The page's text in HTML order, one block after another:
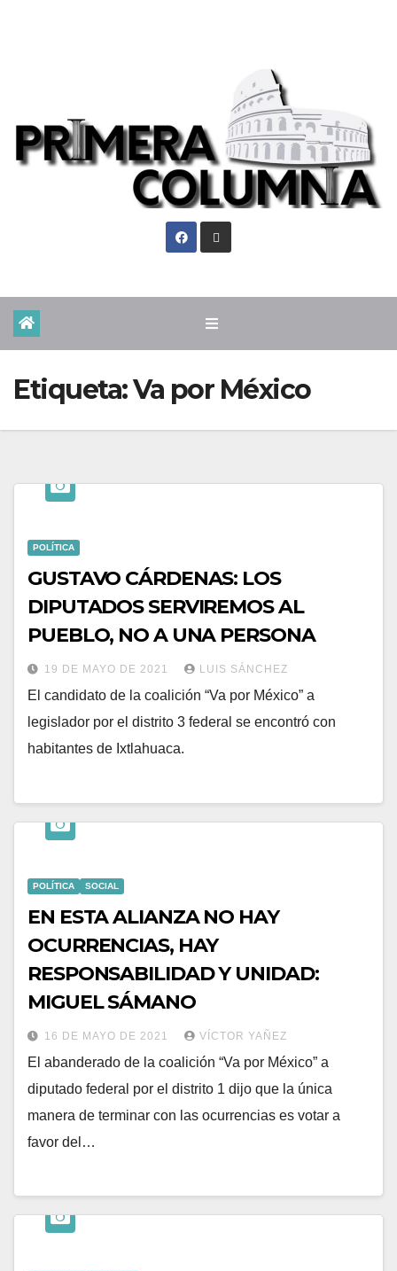
Etiqueta:Va por México
POLÍTICA
GUSTAVO CÁRDENAS: LOS
DIPUTADOS SERVIREMOS AL
PUEBLO, NO A UNA PERSONA
19 DE MAYO DE 2021 LUIS SÁNCHEZ
El candidato de la coalición “Va por México” a
legislador por el distrito 3 federal se encontró con
habitantes de Ixtlahuaca.
POLÍTICA SOCIAL
EN ESTA ALIANZA NO HAY
OCURRENCIAS, HAY
RESPONSABILIDAD Y UNIDAD:
MIGUEL SÁMANO
16 DE MAYO DE 2021 VÍCTOR YAÑEZ
El abanderado de la coalición “Va por México” a
diputado federal por el distrito 1 dijo que la única
manera de terminar con las ocurrencias es votar a
favor del…